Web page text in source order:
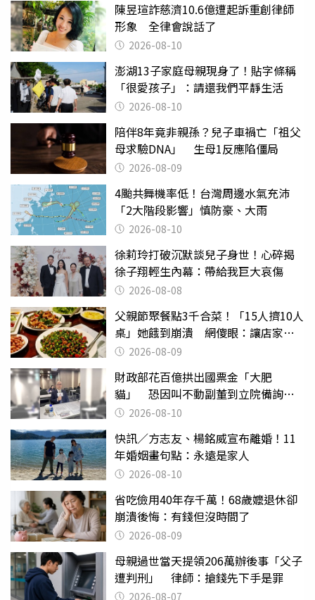
陳昱瑄詐慈濟10.6億遭起訴重創律師
形象 全律會說話了
2026-08-10
澎湖13子家庭母親現身了！貼字條稱
「很愛孩子」：請還我們平靜生活
2026-08-10
陪伴8年竟非親孫？兒子車禍亡「祖父
母求驗DNA」 生母1反應陷僵局
2026-08-09
4颱共舞機率低！台灣周邊水氣充沛
「2大階段影響」慎防豪、大雨
2026-08-10
徐莉玲打破沉默談兒子身世！心碎揭
徐子翔輕生內幕：帶給我巨大哀傷
2026-08-08
父親節聚餐點3千合菜！「15人擠10人
桌」她餓到崩潰 網傻眼：讓店家看
笑話2026-08-09
財政部花百億拱出國票金「大肥
貓」 恐因叫不動副董到立院備詢惹
議 2026-08-10
快訊／方志友、楊銘威宣布離婚！11
年婚姻畫句點：永遠是家人
2026-08-10
省吃儉用40年存千萬！68歲嬤退休卻
崩潰後悔：有錢但沒時間了
2026-08-09
母親過世當天提領206萬辦後事「父子
遭判刑」 律師：搶錢先下手是罪
2026-08-07